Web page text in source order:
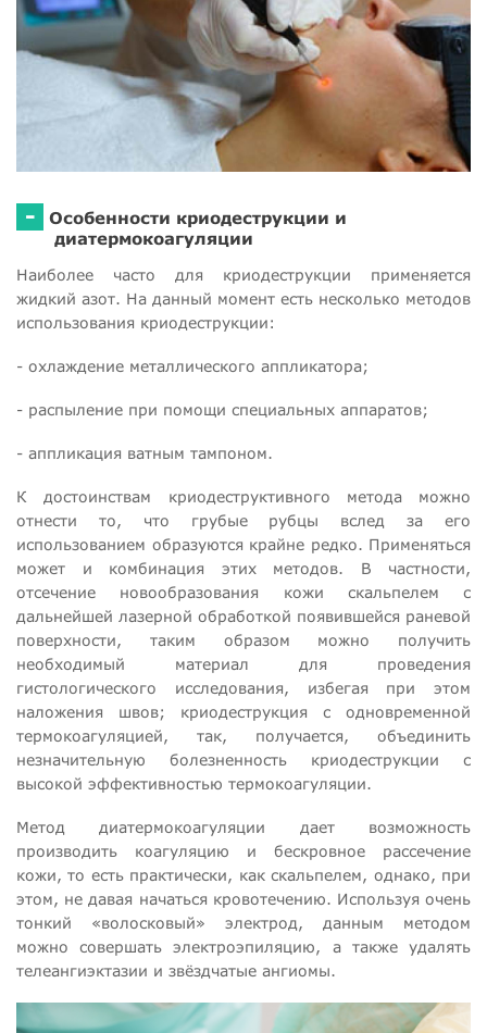
-
Особенности криодеструкции и
диатермокоагуляции
Наиболее часто для криодеструкции применяется
жидкий азот. На данный момент есть несколько методов
использования криодеструкции:
- охлаждение металлического аппликатора;
- распыление при помощи специальных аппаратов;
- аппликация ватным тампоном.
К достоинствам криодеструктивного метода можно
отнести то, что грубые рубцы вслед за его
использованием образуются крайне редко. Применяться
может и комбинация этих методов. В частности,
отсечение новообразования кожи скальпелем с
дальнейшей лазерной обработкой появившейся раневой
поверхности, таким образом можно получить
необходимый материал для проведения
гистологического исследования, избегая при этом
наложения швов; криодеструкция с одновременной
термокоагуляцией, так, получается, объединить
незначительную болезненность криодеструкции с
высокой эффективностью термокоагуляции.
Метод диатермокоагуляции дает возможность
производить коагуляцию и бескровное рассечение
кожи, то есть практически, как скальпелем, однако, при
этом, не давая начаться кровотечению. Используя очень
тонкий «волосковый» электрод, данным методом
можно совершать электроэпиляцию, а также удалять
телеангиэктазии и звёздчатые ангиомы.